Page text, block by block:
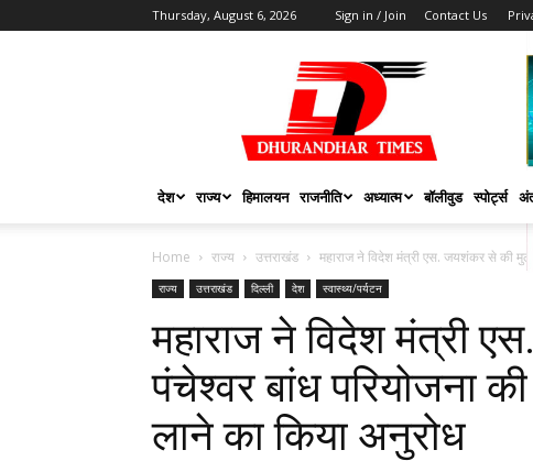
Thursday, August 6, 2026 Sign in / Join Contact Us
DHURANDHAR
TIMES
देश राज्य हिमालयन राजनीति अध्यात्म बॉलीवुड स्पोर्ट्स
Home राज्य उत्तराखंड महाराज ने विदेश मंत्री एस. जयशंकर से की
राज्य उत्तराखंड दिल्ली देश स्वास्थ्य/पर्यटन
महाराज ने विदेश मंत्री
पंचेश्वर बांध परियोजना
लाने का किया अनुरोध